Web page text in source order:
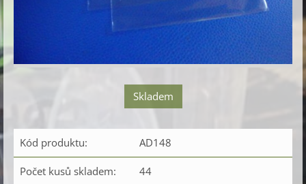
Skladem
Kód produktu: AD148
Počet kusů skladem: 44